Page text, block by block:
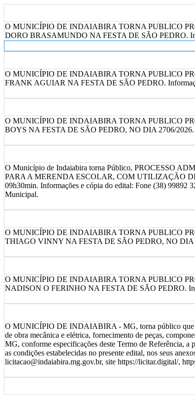
O MUNICÍPIO DE INDAIABIRA TORNA PUBLICO
DORO BRASAMUNDO NA FESTA DE SÃO PEDRO.
O MUNICÍPIO DE INDAIABIRA TORNA PUBLICO
FRANK AGUIAR NA FESTA DE SÃO PEDRO.
O MUNICÍPIO DE INDAIABIRA TORNA PUBLICO
BOYS NA FESTA DE SÃO PEDRO, NO DIA 2706/2026.
O Município de Indaiabira torna Público, PROCESSO
PARA A MERENDA ESCOLAR, COM UTILIZAÇÃO
09h30min. Informações e cópia do edital: Fone (38) 99892
Municipal.
O MUNICÍPIO DE INDAIABIRA TORNA PUBLICO
THIAGO VINNY NA FESTA DE SÃO PEDRO, NO DIA
O MUNICÍPIO DE INDAIABIRA TORNA PUBLICO
NADISON O FERINHO NA FESTA DE SÃO PEDRO.
O MUNICÍPIO DE INDAIABIRA - MG, torna público que
de obra mecânica e elétrica, fornecimento de peças,
MG, conforme especificações deste Termo de Referência, a
as condições estabelecidas no presente edital, nos seus
licitacao@indaiabira.mg.gov.br, site https://licitar.digital/,